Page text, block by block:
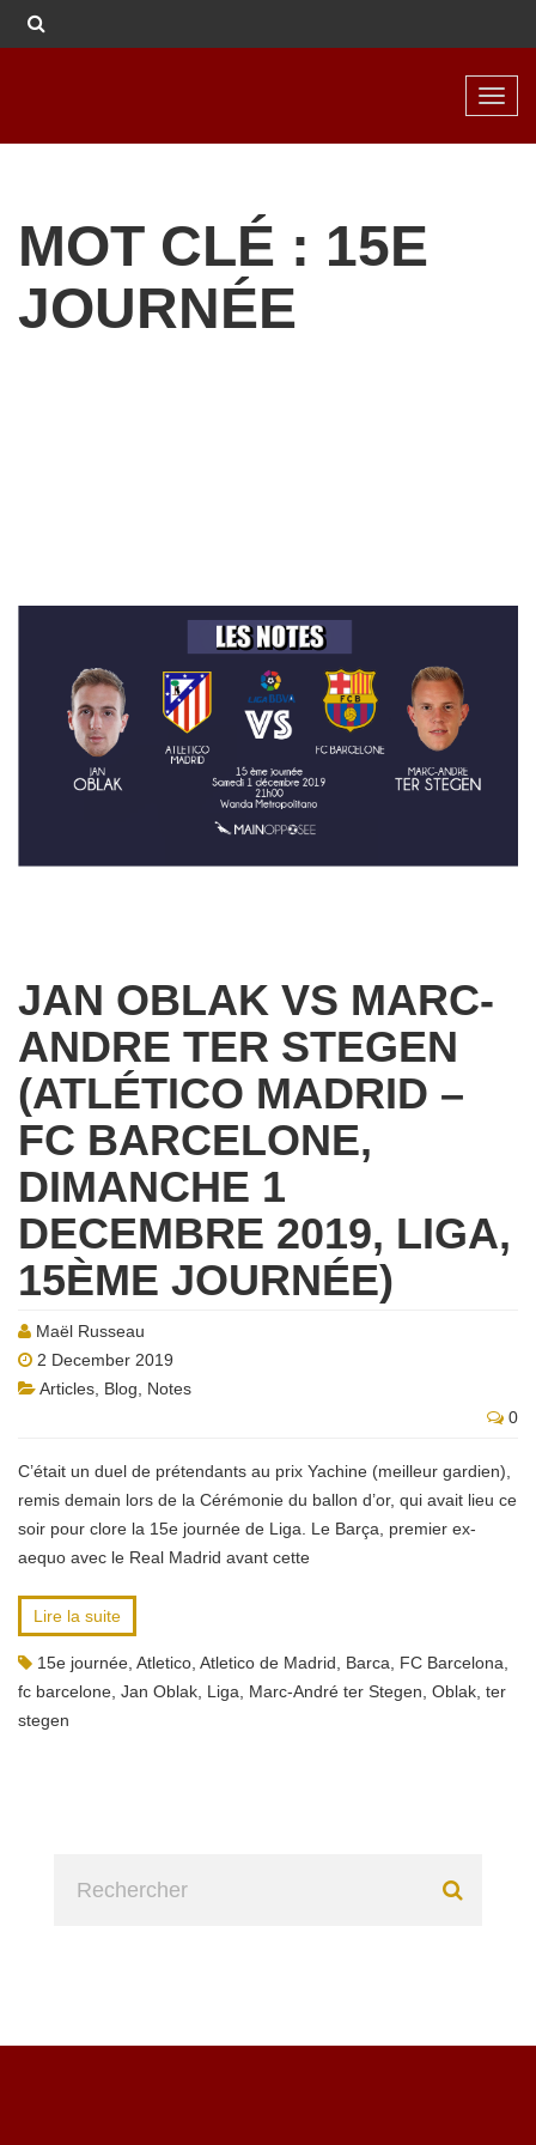
MOT CLÉ : 15E
JOURNÉE
JAN OBLAK VS MARC-
ANDRE TER STEGEN
(ATLÉTICO MADRID –
FC BARCELONE,
DIMANCHE 1
DECEMBRE 2019, LIGA,
15ÈME JOURNÉE)
Maël Russeau
2 December 2019
Articles Blog
Notes
0
C’était un duel de prétendants au prix Yachine (meilleur gardien),
remis demain lors de la Cérémonie du ballon d’or, qui avait lieu ce
soir pour clore la 15e journée de Liga. Le Barça, premier ex-
aequo avec le Real Madrid avant cette
Lire la suite
15e journée Atletico Atletico de Madrid Barca FC Barcelona
fc barcelone Jan Oblak Liga Marc-André ter Stegen Oblak ter
stegen